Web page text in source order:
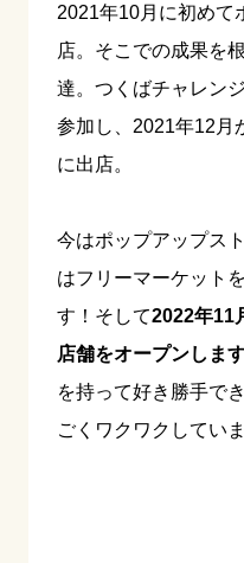
2021年10月に初めて
店。そこでの成果を
達。つくばチャレン
参加し、2021年12月
に出店。
今はポップアップス
はフリーマーケット
す！そして2022年11
店舗をオープンしま
を持って好き勝手で
ごくワクワクしてい